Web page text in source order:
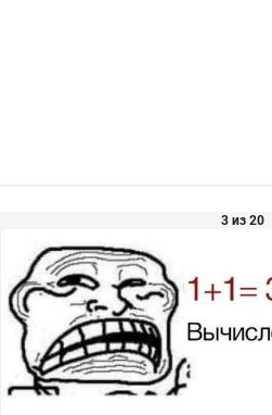
3 из 20